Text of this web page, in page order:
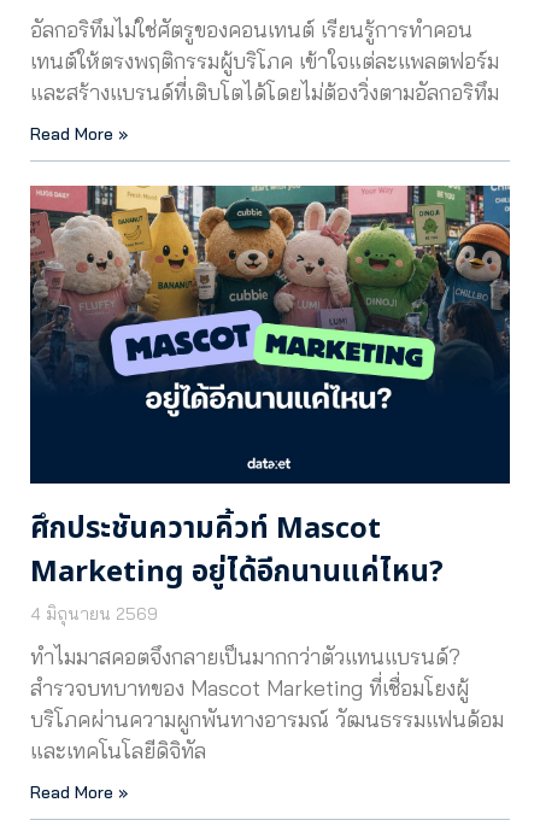
อัลกอริทึมไม่ใช่ศัตรูของคอนเทนต์ เรียนรู้การทำคอน
เทนต์ให้ตรงพฤติกรรมผู้บริโภค เข้าใจแต่ละแพลตฟอร์ม
และสร้างแบรนด์ที่เติบโตได้โดยไม่ต้องวิ่งตามอัลกอริทึม
Read More »
ศึกประชันความคิ้วท์ Mascot
Marketing อยู่ได้อีกนานแค่ไหน?
4 มิถุนายน 2569
ทำไมมาสคอตจึงกลายเป็นมากกว่าตัวแทนแบรนด์?
สำรวจบทบาทของ Mascot Marketing ที่เชื่อมโยงผู้
บริโภคผ่านความผูกพันทางอารมณ์ วัฒนธรรมแฟนด้อม
และเทคโนโลยีดิจิทัล
Read More »